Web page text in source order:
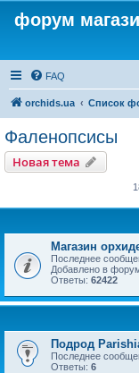
форум
FAQ
orchids.ua Список
Фаленопсисы
Новая тема
Магазин
Последнее
Добавлено в
Ответы: 62422
Подрод
Последнее
Ответы: 6